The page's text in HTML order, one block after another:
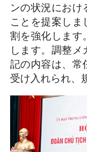
ンの状況におけ
ことを提案しま
割を強化します
します。調整
記の内容は、常
受け入れられ、